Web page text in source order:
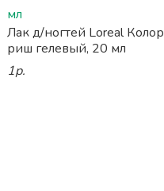
Лак д/ногтей Loreal Колор
риш гелевый, 20 мл
1р.